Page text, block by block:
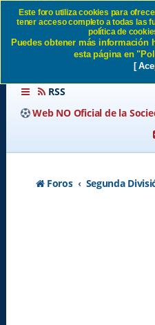
+
RSS
Web NO Oficial de la
Foros
Este foro utiliza cookies para
tener acceso completo a todas las
política de
Puedes obtener más información
esta página en
[